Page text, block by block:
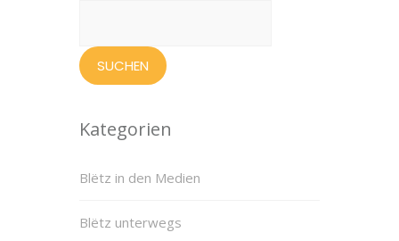
Kategorien
Blëtz in den Medien
Blëtz unterwegs